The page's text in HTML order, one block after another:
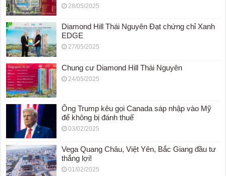
28/05/2025
Diamond Hill Thái Nguyên Đạt chứng chỉ Xanh
EDGE
27/05/2025
Chung cư Diamond Hill Thái Nguyên
24/05/2025
Ông Trump kêu gọi Canada sáp nhập vào Mỹ
để không bị đánh thuế
03/02/2025
Vega Quang Châu, Việt Yên, Bắc Giang đầu tư
thắng lợi!
01/02/2025